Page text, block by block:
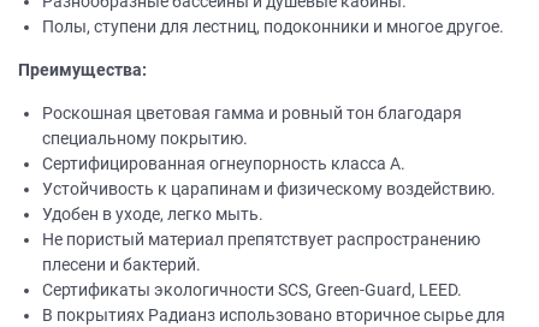
Полы, ступени для лестниц, подоконники и многое другое.
Преимущества:
Роскошная цветовая гамма и ровный тон благодаря
специальному покрытию.
Сертифицированная огнеупорность класса А.
Устойчивость к царапинам и физическому воздействию.
Удобен в уходе, легко мыть.
Не пористый материал препятствует распространению
плесени и бактерий.
Сертификаты экологичности SCS, Green-Guard, LEED.
В покрытиях Радианз использовано вторичное сырье для